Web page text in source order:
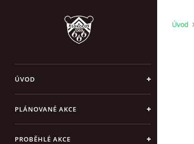
ÚVOD
PLÁNOVANÉ AKCE
PROBĚHLÉ AKCE
Úvod